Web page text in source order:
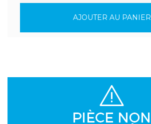
AJOUTER AU PANIER